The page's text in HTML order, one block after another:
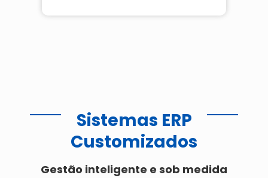
Sistemas ERP
Customizados
Gestão inteligente e sob medida